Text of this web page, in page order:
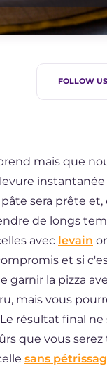
FOLLOW US
mais que
sera prête
de longs
avec levain
et si
garnir la pizza
mais vous
résultat final ne
que vous
sans